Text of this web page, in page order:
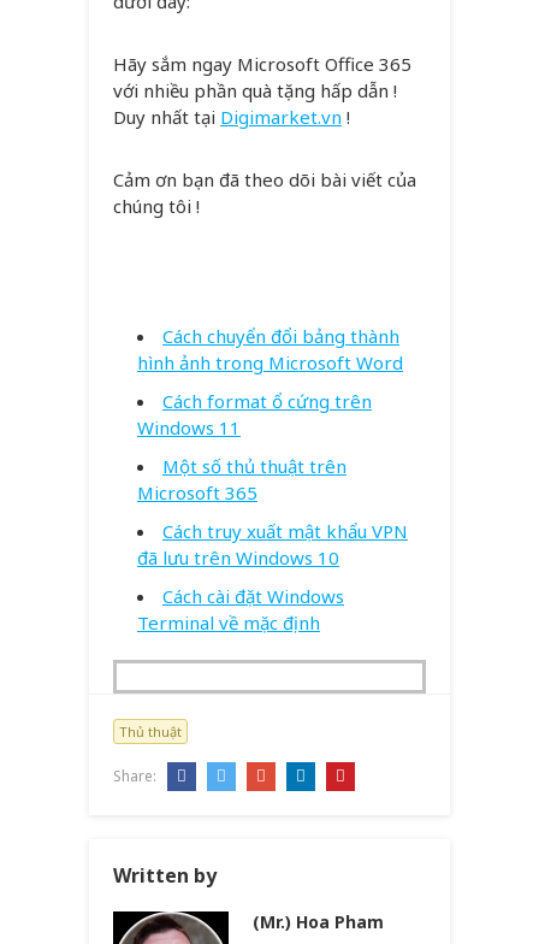
Hãy sắm ngay Microsoft Office 365
với nhiều phần quà tặng hấp dẫn !
Duy nhất tại Digimarket.vn !
Cảm ơn bạn đã theo dõi bài viết của
chúng tôi !
Cách chuyển đổi bảng thành
hình ảnh trong Microsoft Word
Cách format ổ cứng trên
Windows 11
Một số thủ thuật trên
Microsoft 365
Cách truy xuất mật khẩu VPN
đã lưu trên Windows 10
Cách cài đặt Windows
Terminal về mặc định
Thủ thuật
Share:
Written by
(Mr.) Hoa Pham